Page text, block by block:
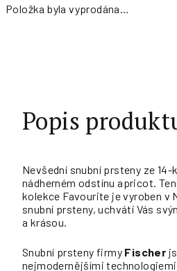
Položka byla vyprodána…
Popis
Nevšední snubní prsteny ze
nádherném odstínu apricot.
kolekce Favourite je vyroben v
snubní prsteny, uchvátí Vás
a krásou.
Snubní prsteny firmy Fischer
nejmodernějšími